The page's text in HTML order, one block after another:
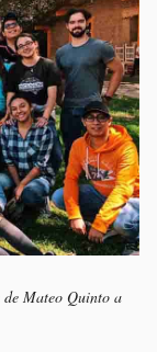
de Mateo Quinto a